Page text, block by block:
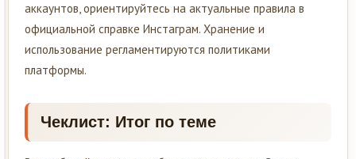
аккаунтов, ориентируйтесь на актуальные правила в
официальной справке Инстаграм. Хранение и
использование регламентируются политиками
платформы.
Чеклист: Итог по теме